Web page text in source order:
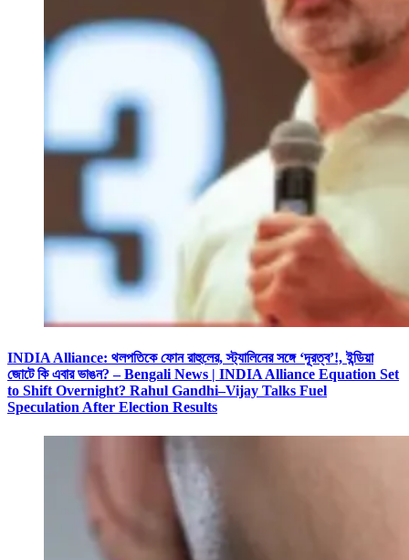
INDIA Alliance: থলপতিকে ফোন রাহুলের, স্ট্যালিনের সঙ্গে ‘দূরত্ব’!, ইন্ডিয়া
জোটে কি এবার ভাঙন? – Bengali News | INDIA Alliance Equation Set
to Shift Overnight? Rahul Gandhi–Vijay Talks Fuel
Speculation After Election Results